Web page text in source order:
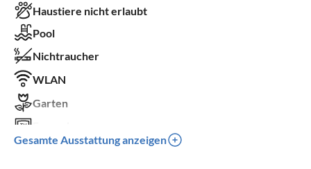
Haustiere nicht erlaubt
Pool
Nichtraucher
WLAN
Garten
Terrasse
Gesamte Ausstattung anzeigen